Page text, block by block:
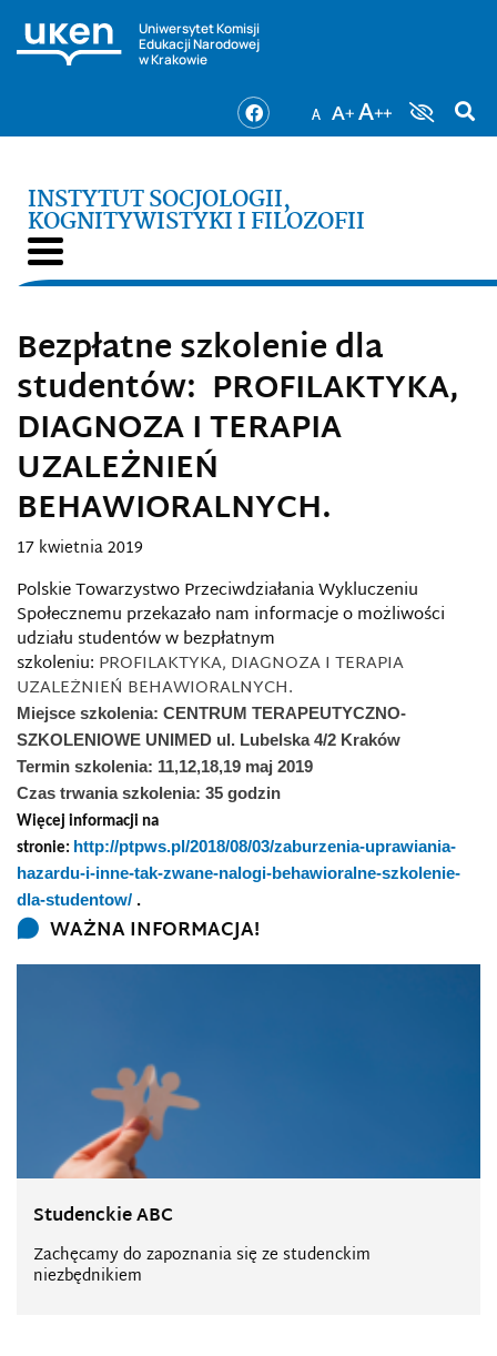
Uniwersytet Komisji
Edukacji Narodowej
w Krakowie
INSTYTUT SOCJOLOGII,
KOGNITYWISTYKI I FILOZOFII
Bezpłatne szkolenie dla
studentów: PROFILAKTYKA,
DIAGNOZA I TERAPIA
UZALEŻNIEŃ
BEHAWIORALNYCH.
17 kwietnia 2019
Polskie Towarzystwo Przeciwdziałania Wykluczeniu
Społecznemu przekazało nam informacje o możliwości
udziału studentów w bezpłatnym
szkoleniu: PROFILAKTYKA, DIAGNOZA I TERAPIA
UZALEŻNIEŃ BEHAWIORALNYCH.
Miejsce szkolenia: CENTRUM TERAPEUTYCZNO-
SZKOLENIOWE UNIMED ul. Lubelska 4/2 Kraków
Termin szkolenia: 11,12,18,19 maj 2019
Czas trwania szkolenia: 35 godzin
Więcej informacji na
stronie: http://ptpws.pl/2018/08/03/zaburzenia-uprawiania-
hazardu-i-inne-tak-zwane-nalogi-behawioralne-szkolenie-
dla-studentow/ .
WAŻNA INFORMACJA!
Studenckie ABC
Zachęcamy do zapoznania się ze studenckim
niezbędnikiem